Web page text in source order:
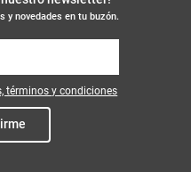
y novedades en tu buzón.
términos y condiciones